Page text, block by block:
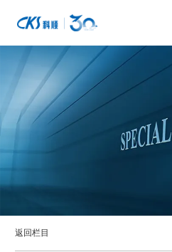
返回栏目